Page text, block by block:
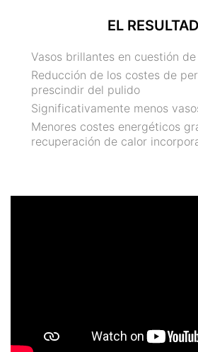
EL
Vasos brillantes en cuestión
Reducción de los costes de
prescindir del pulido
Significativamente menos
Menores costes energéticos
recuperación de calor